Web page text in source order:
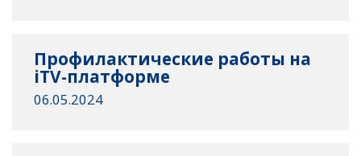
Профилактические работы на
iTV-платформе
06.05.2024